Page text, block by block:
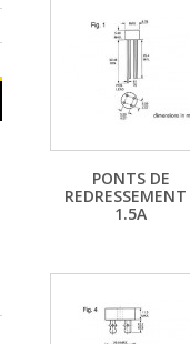
PONTS DE
1.5A